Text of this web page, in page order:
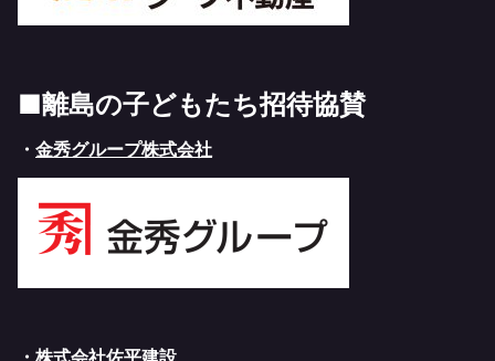
■離島の子どもたち招待協賛
・ 金秀グループ株式会社